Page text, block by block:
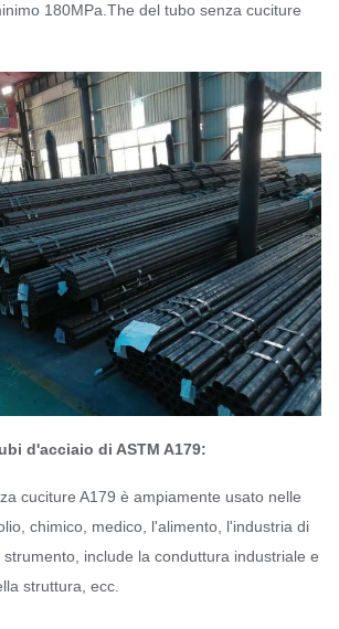
180MPa.The del tubo senza cuciture
d'acciaio di ASTM A179:
cuciture A179 è ampiamente usato nelle
chimico, medico, l'alimento, l'industria di
include la conduttura industriale e
struttura, ecc.